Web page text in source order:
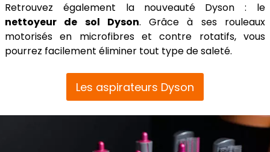
Retrouvez également la nouveauté Dyson : le
nettoyeur de sol Dyson. Grâce à ses rouleaux
motorisés en microfibres et contre rotatifs, vous
pourrez facilement éliminer tout type de saleté.
Les aspirateurs Dyson